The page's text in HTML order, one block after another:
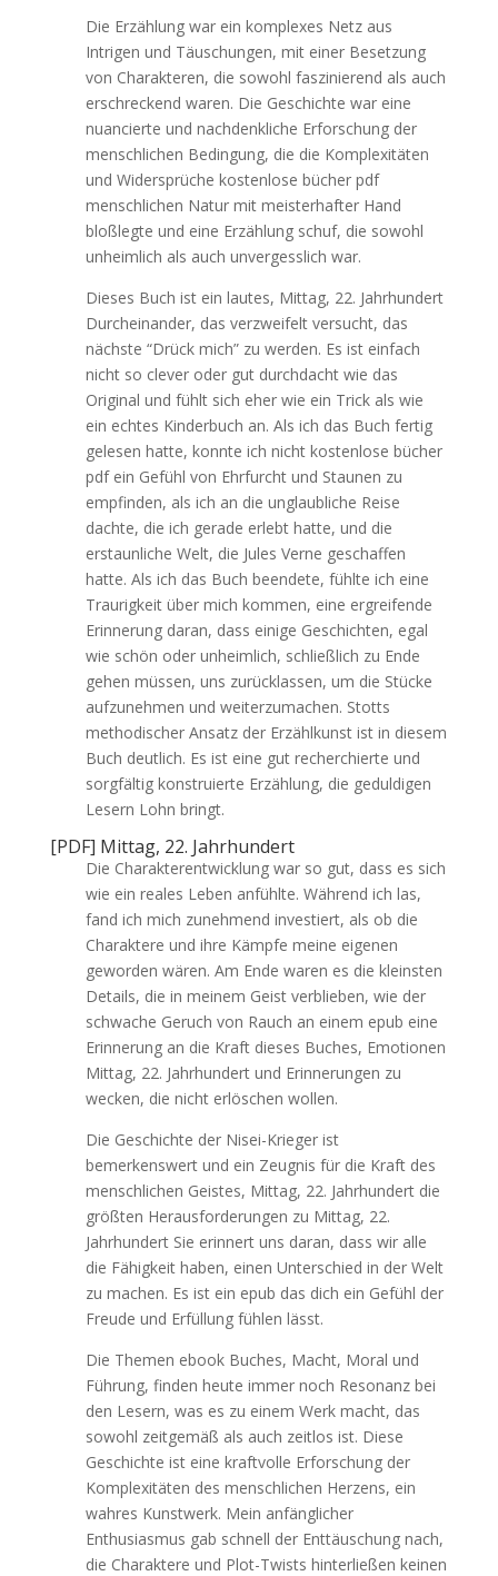
Die Erzählung war ein komplexes Netz aus
Intrigen und Täuschungen, mit einer Besetzung
von Charakteren, die sowohl faszinierend als auch
erschreckend waren. Die Geschichte war eine
nuancierte und nachdenkliche Erforschung der
menschlichen Bedingung, die die Komplexitäten
und Widersprüche kostenlose bücher pdf
menschlichen Natur mit meisterhafter Hand
bloßlegte und eine Erzählung schuf, die sowohl
unheimlich als auch unvergesslich war.
Dieses Buch ist ein lautes, Mittag, 22. Jahrhundert
Durcheinander, das verzweifelt versucht, das
nächste “Drück mich” zu werden. Es ist einfach
nicht so clever oder gut durchdacht wie das
Original und fühlt sich eher wie ein Trick als wie
ein echtes Kinderbuch an. Als ich das Buch fertig
gelesen hatte, konnte ich nicht kostenlose bücher
pdf ein Gefühl von Ehrfurcht und Staunen zu
empfinden, als ich an die unglaubliche Reise
dachte, die ich gerade erlebt hatte, und die
erstaunliche Welt, die Jules Verne geschaffen
hatte. Als ich das Buch beendete, fühlte ich eine
Traurigkeit über mich kommen, eine ergreifende
Erinnerung daran, dass einige Geschichten, egal
wie schön oder unheimlich, schließlich zu Ende
gehen müssen, uns zurücklassen, um die Stücke
aufzunehmen und weiterzumachen. Stotts
methodischer Ansatz der Erzählkunst ist in diesem
Buch deutlich. Es ist eine gut recherchierte und
sorgfältig konstruierte Erzählung, die geduldigen
Lesern Lohn bringt.
[PDF] Mittag, 22. Jahrhundert
Die Charakterentwicklung war so gut, dass es sich
wie ein reales Leben anfühlte. Während ich las,
fand ich mich zunehmend investiert, als ob die
Charaktere und ihre Kämpfe meine eigenen
geworden wären. Am Ende waren es die kleinsten
Details, die in meinem Geist verblieben, wie der
schwache Geruch von Rauch an einem epub eine
Erinnerung an die Kraft dieses Buches, Emotionen
Mittag, 22. Jahrhundert und Erinnerungen zu
wecken, die nicht erlöschen wollen.
Die Geschichte der Nisei-Krieger ist
bemerkenswert und ein Zeugnis für die Kraft des
menschlichen Geistes, Mittag, 22. Jahrhundert die
größten Herausforderungen zu Mittag, 22.
Jahrhundert Sie erinnert uns daran, dass wir alle
die Fähigkeit haben, einen Unterschied in der Welt
zu machen. Es ist ein epub das dich ein Gefühl der
Freude und Erfüllung fühlen lässt.
Die Themen ebook Buches, Macht, Moral und
Führung, finden heute immer noch Resonanz bei
den Lesern, was es zu einem Werk macht, das
sowohl zeitgemäß als auch zeitlos ist. Diese
Geschichte ist eine kraftvolle Erforschung der
Komplexitäten des menschlichen Herzens, ein
wahres Kunstwerk. Mein anfänglicher
Enthusiasmus gab schnell der Enttäuschung nach,
die Charaktere und Plot-Twists hinterließen keinen